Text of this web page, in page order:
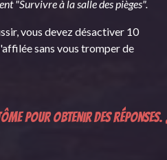
"Survivre à la salle des pièges".
vous devez désactiver 10
sans vous tromper de
pour obtenir des réponses.